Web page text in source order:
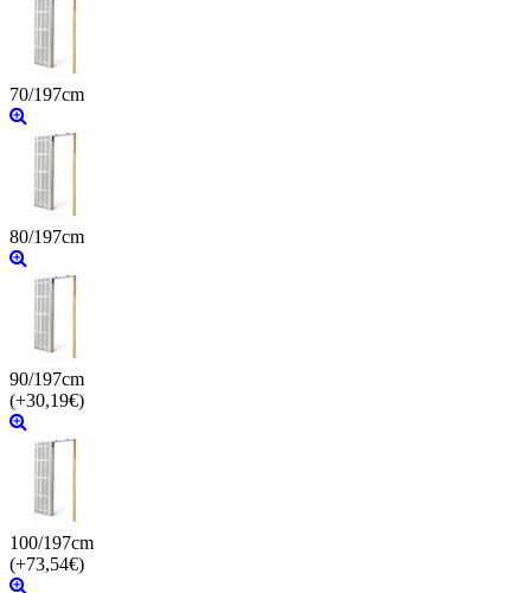
70/197cm
80/197cm
90/197cm
(+30,19€)
100/197cm
(+73,54€)